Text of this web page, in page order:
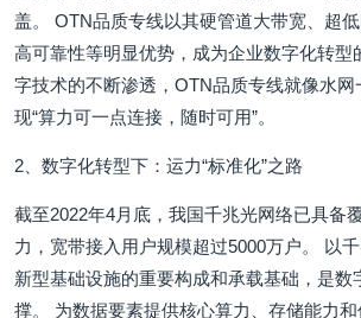
盖。 OTN品质专线以其硬管道大带宽、超低
高可靠性等明显优势，成为企业数字化转型
字技术的不断渗透，OTN品质专线就像水
现“算力可一点连接，随时可用”。
2、数字化转型下：运力“标准化”之路
截至2022年4月底，我国千兆光网络已具备
力，宽带接入用户规模超过5000万户。 以
新型基础设施的重要构成和承载基础，是数
撑。 为数据要素提供核心算力、存储能力